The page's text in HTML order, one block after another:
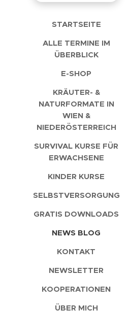
STARTSEITE
ALLE TERMINE IM
ÜBERBLICK
E-SHOP
KRÄUTER- &
NATURFORMATE IN
WIEN &
NIEDERÖSTERREICH
SURVIVAL KURSE FÜR
ERWACHSENE
KINDER KURSE
SELBSTVERSORGUNG
GRATIS DOWNLOADS
NEWS BLOG
KONTAKT
NEWSLETTER
KOOPERATIONEN
ÜBER MICH